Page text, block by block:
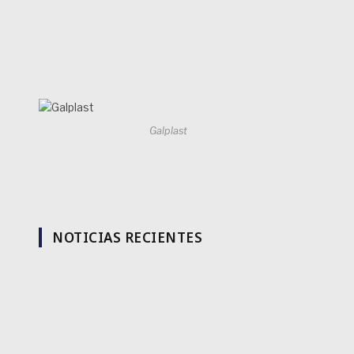
Galplast
NOTICIAS RECIENTES